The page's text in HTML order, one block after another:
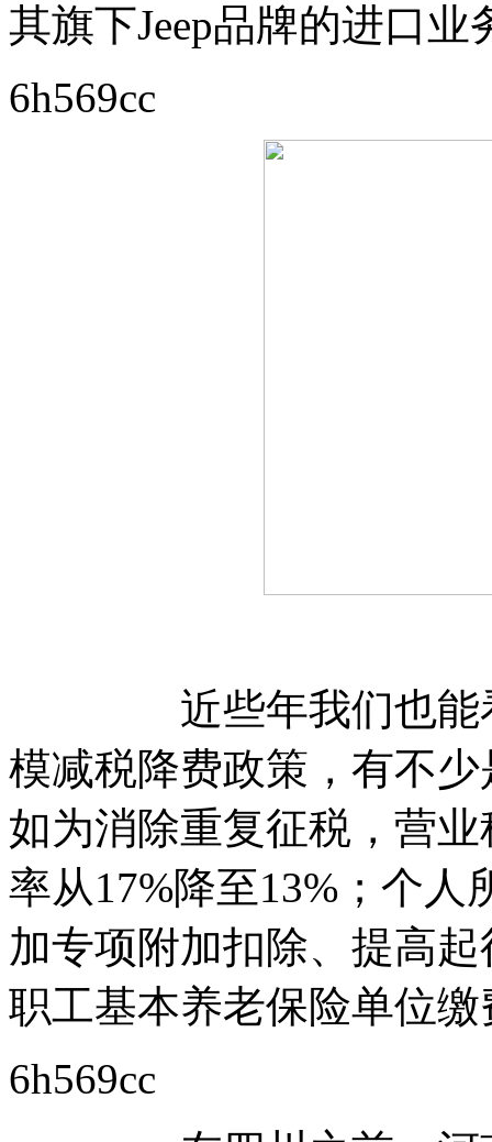
其旗下Jeep品牌的进口业
6h569cc
近些年我们也能看
模减税降费政策，有不
如为消除重复征税，营
率从17%降至13%；个
加专项附加扣除、提高
职工基本养老保险单位
6h569cc